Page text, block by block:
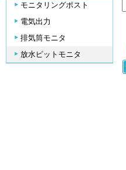
モニタリングポスト
電気出力
排気筒モニタ
放水ピットモニタ